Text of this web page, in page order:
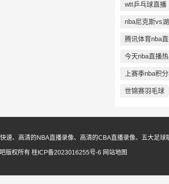
wtt乒乓球直播
nba尼克斯vs
腾讯体育nba
今天nba直播
上赛季nba积
世锦赛羽毛球
、高清的NBA直播录像、高清的CBA直播录像、五大足球
版权所有 桂ICP备2023016255号-6 网站地图